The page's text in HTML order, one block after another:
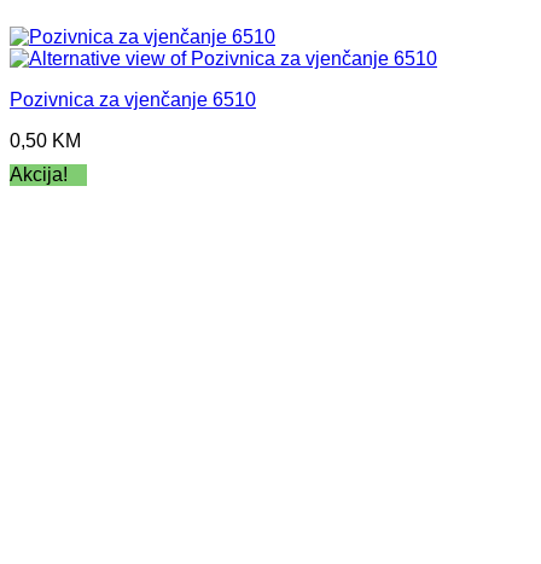
Pozivnica za vjenčanje 6510
0,50 KM
Akcija!